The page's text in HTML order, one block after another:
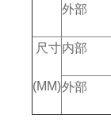
外部
尺寸
(MM)
内部
外部